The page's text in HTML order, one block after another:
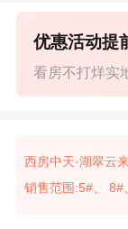
看房不打烊实
优惠活动提
西房中天·湖翠云
销售范围:5#、 8#